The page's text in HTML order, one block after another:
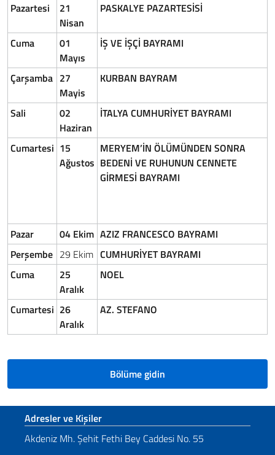
Pazartesi
21
Nisan
PASKALYE PAZARTESİSİ
Cuma
01
Mayıs
İŞ VE İŞÇİ BAYRAMI
Çarşamba 27
Mayis
KURBAN BAYRAM
Sali
02
Haziran
İTALYA CUMHURİYET BAYRAMI
Cumartesi 15
Ağustos
MERYEM’İN ÖLÜMÜNDEN SONRA
BEDENİ VE RUHUNUN CENNETE
GİRMESİ BAYRAMI
Pazar 04 Ekim AZIZ FRANCESCO BAYRAMI
Perşembe 29 Ekim CUMHURİYET BAYRAMI
Cuma
25
Aralık
NOEL
Cumartesi 26
Aralık
AZ. STEFANO
Bölüme gidin
Footer section
Adresler ve Kişiler
Akdeniz Mh. Şehit Fethi Bey Caddesi No. 55